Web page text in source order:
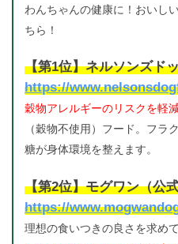
わんちゃんの健康に！おいし
ちら！
【第1位】ネルソンズド
https://
穀物アレルギーのリスクを軽
（穀物不使用）フード。フラ
糖が身体環境を整えます。
【第2位】モグワン（公
https://
理想の食いつきの良さを求め